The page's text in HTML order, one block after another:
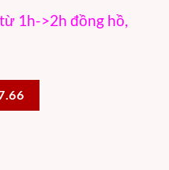
1h->2h đồng hồ,